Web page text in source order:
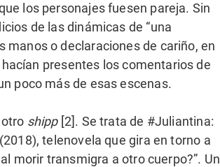
los personajes fuesen pareja. Sin
de las dinámicas de “una
manos o declaraciones de cariño, en
presentes los comentarios de
poco más de esas escenas.
shipp[2]. Se trata de #Juliantina:
telenovela que gira en torno a
morir transmigra a otro cuerpo?”. Un